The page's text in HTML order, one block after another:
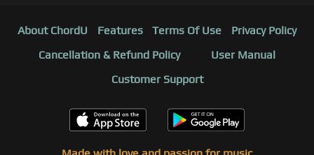
About ChordU Features Terms Of Use
Privacy Policy
Cancellation & Refund Policy
User Manual
Customer Support